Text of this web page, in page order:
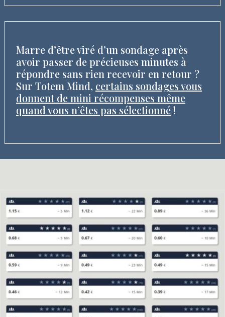
Marre d’être viré d’un sondage après
avoir passer de précieuses minutes à
répondre sans rien recevoir en retour ?
Sur Totem Mind, certains sondages vous
donnent de mini récompenses même
quand vous n’êtes pas sélectionné!